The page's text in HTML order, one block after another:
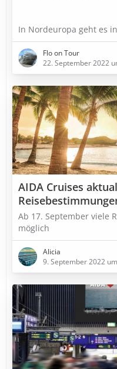
In Nordeuropa geht es
Flo on Tour
22. September 2022
AIDA Cruises
Ab 17. September viele
möglich
Alicia
9. September 2022